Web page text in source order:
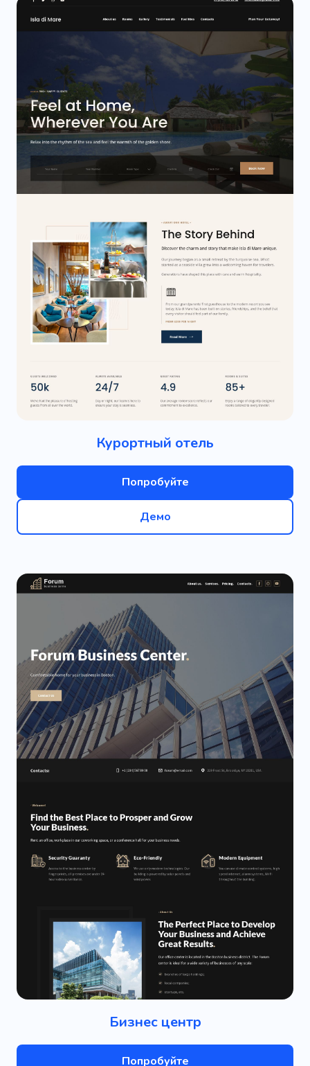
Курортный отель
Попробуйте
Демо
Бизнес центр
Попробуйте